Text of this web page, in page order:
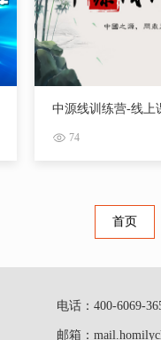
中源线训练营-线上
74
首页
电话：400-6069-
邮箱：